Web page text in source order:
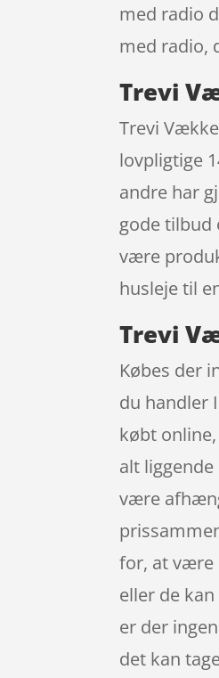
med radio
med radio,
Trevi
Trevi
lovpligtige
andre har
gode tilbud
være
husleje til
Trevi
Købes der
du handler
købt
alt
være
for, at være
eller de
er der
det kan